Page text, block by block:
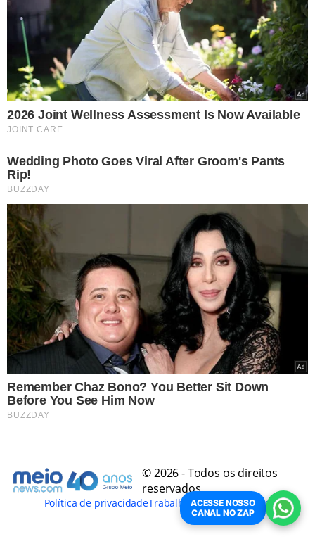
© 2026 - Todos os direitos
reservados
Política de privacidadeTrabalhe ConoscoConheça
ACESSE NOSSO
CANAL NO ZAP